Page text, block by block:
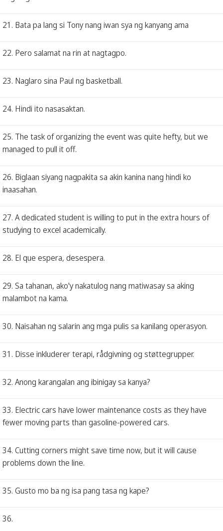
21. Bata pa lang si Tony nang iwan sya ng kanyang ama
22. Pero salamat na rin at nagtagpo.
23. Naglaro sina Paul ng basketball.
24. Hindi ito nasasaktan.
25. The task of organizing the event was quite hefty, but we
managed to pull it off.
26. Biglaan siyang nagpakita sa akin kanina nang hindi ko
inaasahan.
27. A dedicated student is willing to put in the extra hours of
studying to excel academically.
28. El que espera, desespera.
29. Sa tahanan, ako'y nakatulog nang matiwasay sa aking
malambot na kama.
30. Naisahan ng salarin ang mga pulis sa kanilang operasyon.
31. Disse inkluderer terapi, rådgivning og støttegrupper.
32. Anong karangalan ang ibinigay sa kanya?
33. Electric cars have lower maintenance costs as they have
fewer moving parts than gasoline-powered cars.
34. Cutting corners might save time now, but it will cause
problems down the line.
35. Gusto mo ba ng isa pang tasa ng kape?
36.